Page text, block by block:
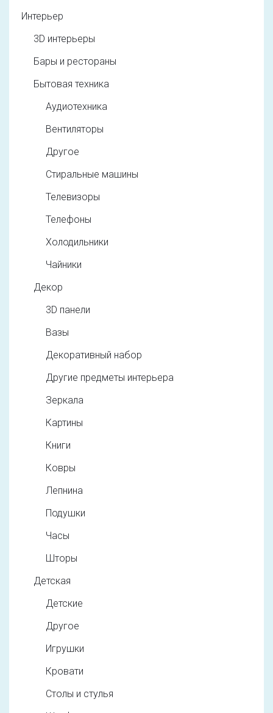
Интерьер
3D интерьеры
Бары и рестораны
Бытовая техника
Аудиотехника
Вентиляторы
Другое
Стиральные машины
Телевизоры
Телефоны
Холодильники
Чайники
Декор
3D панели
Вазы
Декоративный набор
Другие предметы интерьера
Зеркала
Картины
Книги
Ковры
Лепнина
Подушки
Часы
Шторы
Детская
Детские
Другое
Игрушки
Кровати
Столы и стулья